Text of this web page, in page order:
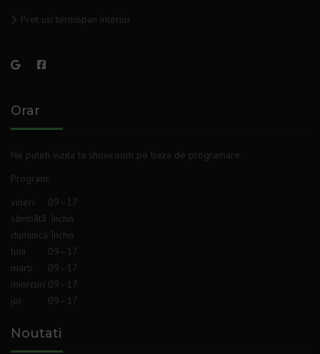
Pret usi termopan interior
Orar
Ne puteti vizita la showroom pe baza de programare.
Program:
vineri
09–17
sâmbătă Închis
duminică Închis
luni
09–17
marți
09–17
miercuri 09–17
joi
09–17
Noutati